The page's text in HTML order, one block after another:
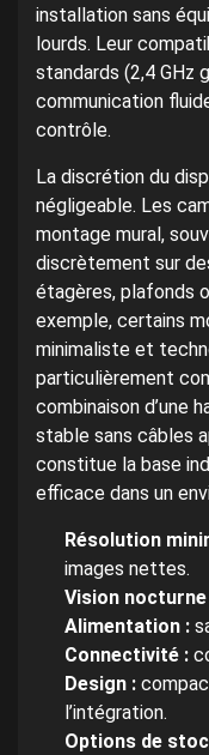
installation sans
lourds. Leur
standards (2,4 GHz
communication
contrôle.
La discrétion du
négligeable. Les
montage mural,
discrètement sur
étagères, plafonds
exemple, certains
minimaliste et
particulièrement
combinaison d’une
stable sans câbles
constitue la base
efficace dans un
Résolution
images nettes.
Vision nocturne
Alimentation :
Connectivité :
Design :
l’intégration.
Options de